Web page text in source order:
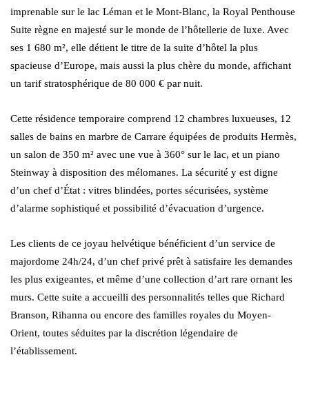
imprenable sur le lac Léman et le Mont-Blanc, la Royal Penthouse
Suite règne en majesté sur le monde de l’hôtellerie de luxe. Avec
ses 1 680 m², elle détient le titre de la suite d’hôtel la plus
spacieuse d’Europe, mais aussi la plus chère du monde, affichant
un tarif stratosphérique de 80 000 € par nuit.
Cette résidence temporaire comprend 12 chambres luxueuses, 12
salles de bains en marbre de Carrare équipées de produits Hermès,
un salon de 350 m² avec une vue à 360° sur le lac, et un piano
Steinway à disposition des mélomanes. La sécurité y est digne
d’un chef d’État : vitres blindées, portes sécurisées, système
d’alarme sophistiqué et possibilité d’évacuation d’urgence.
Les clients de ce joyau helvétique bénéficient d’un service de
majordome 24h/24, d’un chef privé prêt à satisfaire les demandes
les plus exigeantes, et même d’une collection d’art rare ornant les
murs. Cette suite a accueilli des personnalités telles que Richard
Branson, Rihanna ou encore des familles royales du Moyen-
Orient, toutes séduites par la discrétion légendaire de
l’établissement.